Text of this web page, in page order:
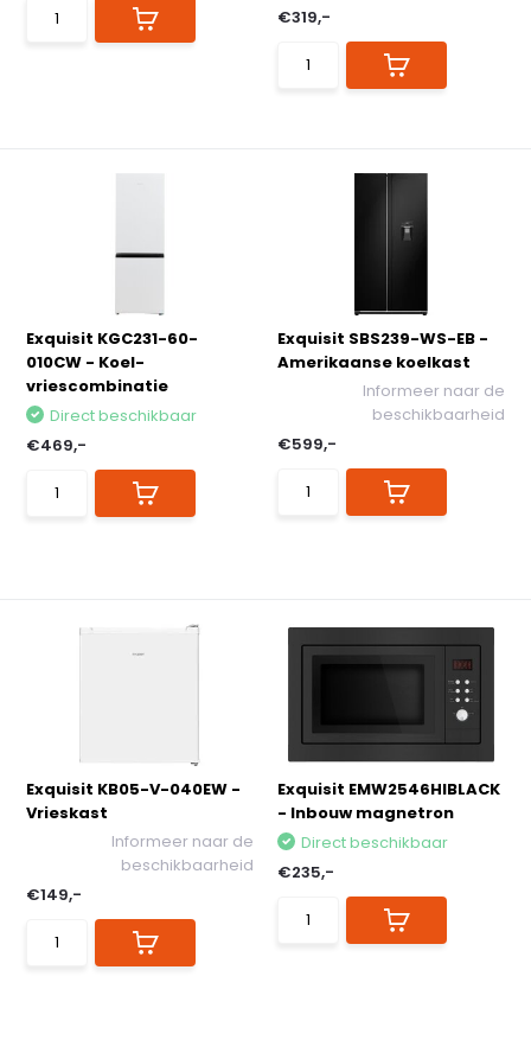
€319,-
Exquisit KGC231-60-
010CW - Koel-
vriescombinatie
Direct beschikbaar
€469,-
Exquisit SBS239-WS-EB -
Amerikaanse koelkast
Informeer naar de
beschikbaarheid
€599,-
Exquisit KB05-V-040EW -
Vrieskast
Informeer naar de
beschikbaarheid
€149,-
Exquisit EMW2546HIBLACK
- Inbouw magnetron
Direct beschikbaar
€235,-